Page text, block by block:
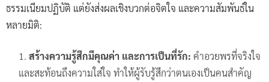
ธรรมเนียมปฏิบัติ แต่ยังส่งผลเชิงบวกต่อจิตใจ และความสัมพันธ์ใน
หลายมิติ:
สร้างความรู้สึกมีคุณค่า และการเป็นที่รัก: คำอวยพรที่จริงใจ
และสะท้อนถึงความใส่ใจ ทำให้ผู้รับรู้สึกว่าตนเองเป็นคนสำคัญ